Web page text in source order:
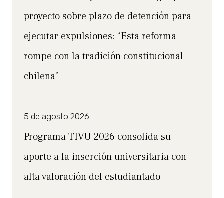
proyecto sobre plazo de detención para
ejecutar expulsiones: “Esta reforma
rompe con la tradición constitucional
chilena”
5 de agosto 2026
Programa TIVU 2026 consolida su
aporte a la inserción universitaria con
alta valoración del estudiantado